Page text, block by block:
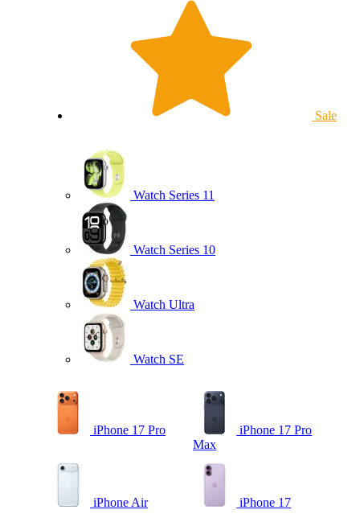
Sale
Watch Series 11
Watch Series 10
Watch Ultra
Watch SE
iPhone 17 Pro
iPhone 17 Pro
Max
iPhone Air iPhone 17